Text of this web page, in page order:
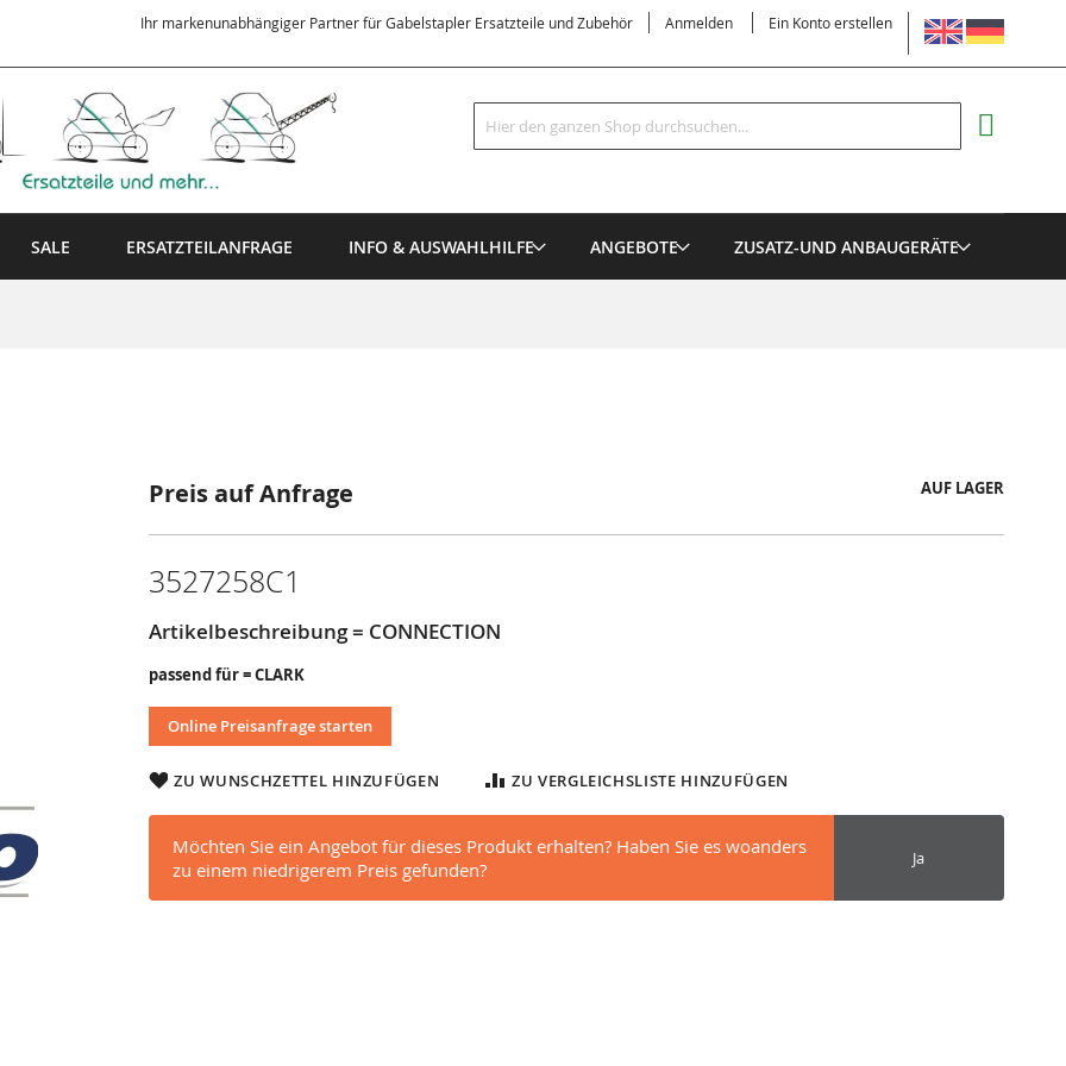
SPRACHE
Ihr markenunabhängiger Partner für Gabelstapler Ersatzteile und Zubehör Anmelden Ein Konto erstellen
Suche
Suche
SALE ERSATZTEILANFRAGE INFO & AUSWAHLHILFE ANGEBOTE ZUSATZ-UND ANBAUGERÄTE
Preis auf Anfrage AUF LAGER
3527258C1
Artikelbeschreibung = CONNECTION
passend für = CLARK
Online Preisanfrage starten
ZU WUNSCHZETTEL HINZUFÜGEN ZU VERGLEICHSLISTE HINZUFÜGEN
Möchten Sie ein Angebot für dieses Produkt erhalten? Haben Sie es woanders
zu einem niedrigerem Preis gefunden?
Ja